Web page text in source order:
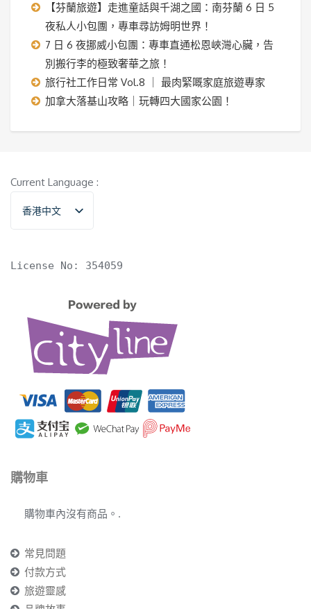
【芬蘭旅遊】走進童話與千湖之國：南芬蘭 6 日 5
夜私人小包團，專車尋訪姆明世界！
7 日 6 夜挪威小包團：專車直通松恩峽灣心臟，告
別搬行李的極致奢華之旅！
旅行社工作日常 Vol.8 ｜ 最肉緊嘅家庭旅遊專家
加拿大落基山攻略｜玩轉四大國家公園！
Current Language :
香港中文
English
License No: 354059
購物車
購物車內沒有商品。.
常見問題
付款方式
旅遊靈感